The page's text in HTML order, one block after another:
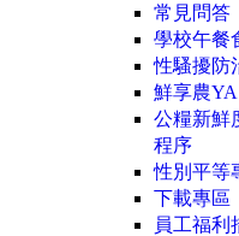
常見問答
學校午餐
性騷擾防
鮮享農YA
公糧新鮮
程序
性別平等
下載專區
員工福利